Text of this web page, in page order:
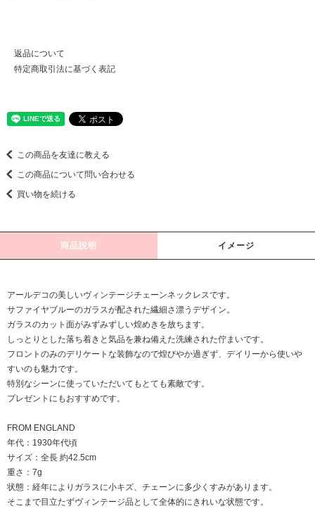
返品について
特定商取引法に基づく表記
この商品を友達に教える
この商品について問い合わせる
買い物を続ける
商品説明 イメージ
アールデコの美しいヴィンテージチェーンネックレスです。
サファイヤブルーのガラスが配された繊細さ漂うデザイン。
ガラスのカット面がみずみずしい煌めきを放ちます。
しっとりとした落ち着きと気品を兼ね備えた洗練された佇まいです。
フロントのみのデリケートな装飾なので煌びやか過ぎず、デイリーから使いや
すいのも魅力です。
特別なシーンに使っていただいてもとても素敵です。
プレゼントにもおすすめです。
FROM ENGLAND
年代：1930年代頃
サイズ：全長 約42.5cm
重さ：7g
状態：経年によりガラスに小キズ、チェーンに多少くすみがあります。
そこまで目立たずヴィンテージ品として全体的にきれいな状態です。